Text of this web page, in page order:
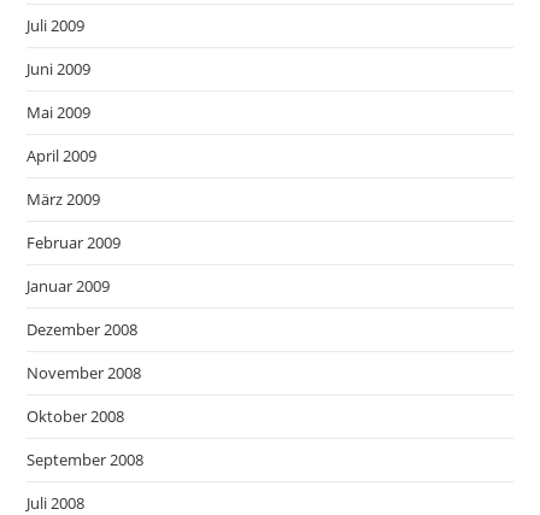
Juli 2009
Juni 2009
Mai 2009
April 2009
März 2009
Februar 2009
Januar 2009
Dezember 2008
November 2008
Oktober 2008
September 2008
Juli 2008